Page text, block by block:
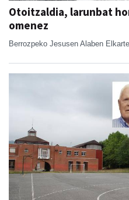
Otoitzaldia, larunbat
omenez
Berrozpeko Jesusen Alaben